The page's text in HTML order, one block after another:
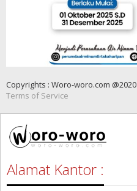
Copyrights : Woro-woro.com @2020
Terms of Service
Alamat Kantor :